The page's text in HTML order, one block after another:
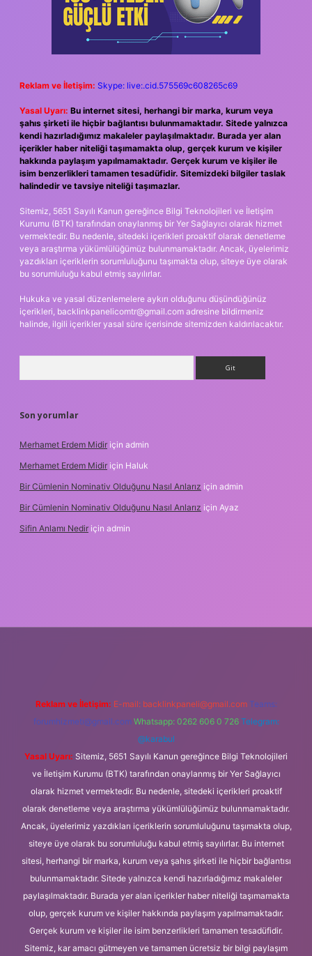
Reklam ve İletişim: Skype: live:.cid.575569c608265c69
Yasal Uyarı: Bu internet sitesi, herhangi bir marka, kurum veya
şahıs şirketi ile hiçbir bağlantısı bulunmamaktadır. Sitede yalnızca
kendi hazırladığımız makaleler paylaşılmaktadır. Burada yer alan
içerikler haber niteliği taşımamakta olup, gerçek kurum ve kişiler
hakkında paylaşım yapılmamaktadır. Gerçek kurum ve kişiler ile
isim benzerlikleri tamamen tesadüfidir. Sitemizdeki bilgiler taslak
halindedir ve tavsiye niteliği taşımazlar.
Sitemiz, 5651 Sayılı Kanun gereğince Bilgi Teknolojileri ve İletişim
Kurumu (BTK) tarafından onaylanmış bir Yer Sağlayıcı olarak hizmet
vermektedir. Bu nedenle, sitedeki içerikleri proaktif olarak denetleme
veya araştırma yükümlülüğümüz bulunmamaktadır. Ancak, üyelerimiz
yazdıkları içeriklerin sorumluluğunu taşımakta olup, siteye üye olarak
bu sorumluluğu kabul etmiş sayılırlar.
Hukuka ve yasal düzenlemelere aykırı olduğunu düşündüğünüz
içerikleri, backlinkpanelicomtr@gmail.com adresine bildirmeniz
halinde, ilgili içerikler yasal süre içerisinde sitemizden kaldırılacaktır.
Son yorumlar
Merhamet Erdem Midir için admin
Merhamet Erdem Midir için Haluk
Bir Cümlenin Nominativ Olduğunu Nasıl Anlarız için admin
Bir Cümlenin Nominativ Olduğunu Nasıl Anlarız için Ayaz
Sifin Anlamı Nedir için admin
Reklam ve İletişim: E-mail: backlinkpaneli@gmail.com Teams:
forumhizmeti@gmail.com Whatsapp: 0262 606 0 726 Telegram:
@karabul
Yasal Uyarı: Sitemiz, 5651 Sayılı Kanun gereğince Bilgi Teknolojileri
ve İletişim Kurumu (BTK) tarafından onaylanmış bir Yer Sağlayıcı
olarak hizmet vermektedir. Bu nedenle, sitedeki içerikleri proaktif
olarak denetleme veya araştırma yükümlülüğümüz bulunmamaktadır.
Ancak, üyelerimiz yazdıkları içeriklerin sorumluluğunu taşımakta olup,
siteye üye olarak bu sorumluluğu kabul etmiş sayılırlar. Bu internet
sitesi, herhangi bir marka, kurum veya şahıs şirketi ile hiçbir bağlantısı
bulunmamaktadır. Sitede yalnızca kendi hazırladığımız makaleler
paylaşılmaktadır. Burada yer alan içerikler haber niteliği taşımamakta
olup, gerçek kurum ve kişiler hakkında paylaşım yapılmamaktadır.
Gerçek kurum ve kişiler ile isim benzerlikleri tamamen tesadüfidir.
Sitemiz, kar amacı gütmeyen ve tamamen ücretsiz bir bilgi paylaşım